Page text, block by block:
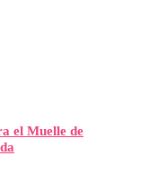
el Muelle de